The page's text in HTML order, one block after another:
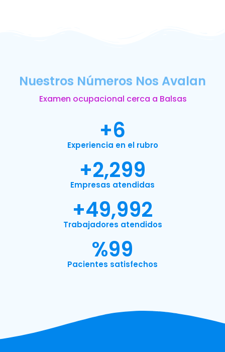
Nuestros Números Nos Avalan
Examen ocupacional cerca a Balsas
Experiencia en el rubro
+7
Empresas atendidas
+2,300
Trabajadores atendidos
+49,999
Pacientes satisfechos
%100